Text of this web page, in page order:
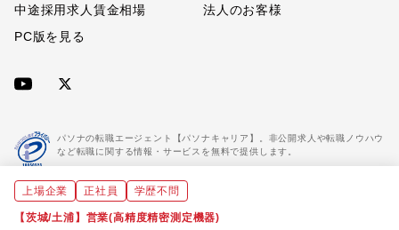
中途採用求人賃金相場
法人のお客様
PC版を見る
パソナの転職エージェント【パソナキャリア】。非公開求人や転職ノウハウ
など転職に関する情報・サービスを無料で提供します。
「パソナキャリア」は職業紹介優良事業者に認定されています。
上場企業 正社員 学歴不問
【茨城/土浦】営業(高精度精密測定機器)